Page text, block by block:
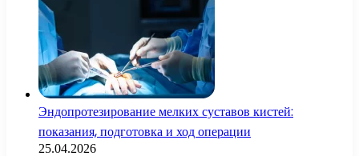
Эндопротезирование мелких суставов кистей:
показания, подготовка и ход операции
25.04.2026